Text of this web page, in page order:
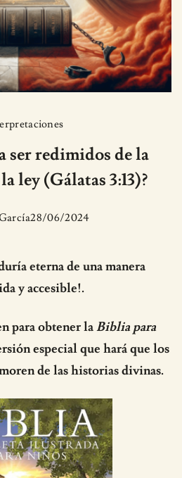
ser redimidos de la
ley (Gálatas 3:13)?
28/06/2024
eterna de una manera
y accesible!.
para obtener laBiblia para
especial que hará que los
de las historias divinas.